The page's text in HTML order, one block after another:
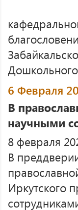
6 Февраля
В
научными
8 февраля
В
Иркутского